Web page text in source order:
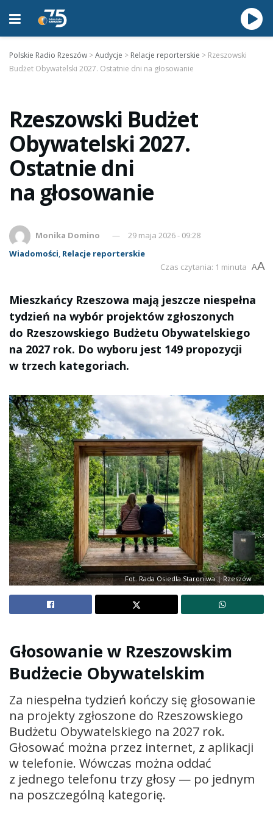
Polskie Radio Rzeszów >Audycje > Relacje reporterskie > Rzeszowski
Budżet Obywatelski 2027. Ostatnie dni na głosowanie
Rzeszowski Budżet
Obywatelski 2027.
Ostatnie dni
na głosowanie
Monika Domino
29 maja 2026 - 09:28
Wiadomości, Relacje reporterskie
Czas czytania: 1 minuta AA
Mieszkańcy Rzeszowa mają jeszcze niespełna
tydzień na wybór projektów zgłoszonych
do Rzeszowskiego Budżetu Obywatelskiego
na 2027 rok. Do wyboru jest 149 propozycji
w trzech kategoriach.
Fot. Rada Osiedla Staroniwa | Rzeszów
Głosowanie w Rzeszowskim
Budżecie Obywatelskim
Za niespełna tydzień kończy się głosowanie
na projekty zgłoszone do Rzeszowskiego
Budżetu Obywatelskiego na 2027 rok.
Głosować można przez internet, z aplikacji
w telefonie. Wówczas można oddać
z jednego telefonu trzy głosy — po jednym
na poszczególną kategorię.